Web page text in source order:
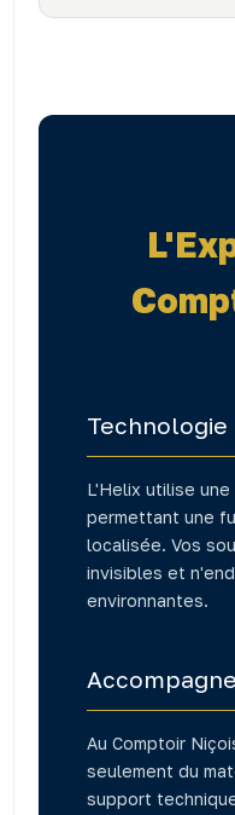
Technologie
L'Helix utilise
permettant une
localisée. Vos
invisibles et
environnantes.
Au Comptoir
seulement du
support